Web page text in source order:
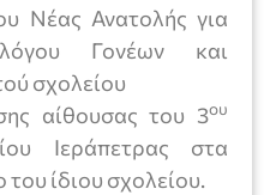
Νέας Ανατολής για
Γονέων και
σχολείου
αίθουσας του 3ου
Ιεράπετρας στα
ίδιου σχολείου.